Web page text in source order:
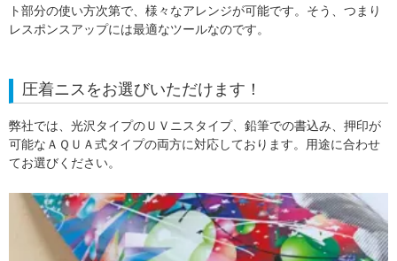
ト部分の使い方次第で、様々なアレンジが可能です。そう、つまり
レスポンスアップには最適なツールなのです。
圧着ニスをお選びいただけます！
弊社では、光沢タイプのＵＶニスタイプ、鉛筆での書込み、押印が
可能なＡＱＵＡ式タイプの両方に対応しております。用途に合わせ
てお選びください。